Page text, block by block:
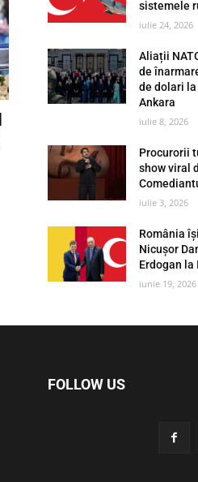
sistemele
iulie 24, 2026
Aliații
de
de dolari
Ankara
iulie 8, 2026
Procurorii
show viral
iulie 3, 2026
România
Nicușor
Erdogan la
iunie 19, 2026
FOLLOW US